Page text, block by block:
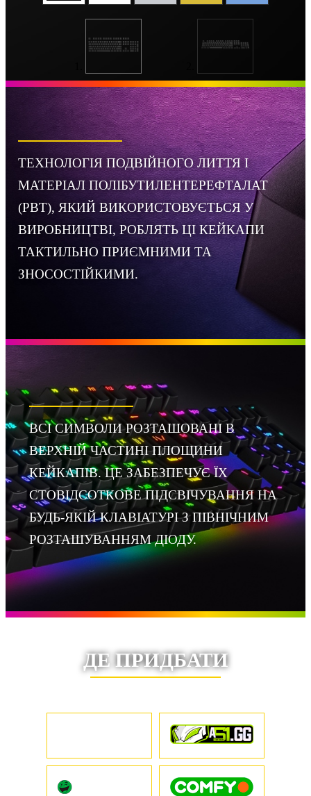
ТЕХНОЛОГІЯ ПОДВІЙНОГО ЛИТТЯ І
МАТЕРІАЛ ПОЛІБУТИЛЕНТЕРЕФТАЛАТ
(PBT), ЯКИЙ ВИКОРИСТОВУЄТЬСЯ У
ВИРОБНИЦТВІ, РОБЛЯТЬ ЦІ КЕЙКАПИ
ТАКТИЛЬНО ПРИЄМНИМИ ТА
ЗНОСОСТІЙКИМИ.
ВСІ СИМВОЛИ РОЗТАШОВАНІ В
ВЕРХНІЙ ЧАСТИНІ ПЛОЩИНИ
КЕЙКАПІВ. ЦЕ ЗАБЕЗПЕЧУЄ ЇХ
СТОВІДСОТКОВЕ ПІДСВІЧУВАННЯ НА
БУДЬ-ЯКІЙ КЛАВІАТУРІ З ПІВНІЧНИМ
РОЗТАШУВАННЯМ ДІОДУ.
ДЕ ПРИДБАТИ